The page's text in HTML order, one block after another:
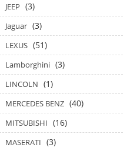
JEEP (3)
Jaguar (3)
LEXUS (51)
Lamborghini (3)
LINCOLN (1)
MERCEDES BENZ (40)
MITSUBISHI (16)
MASERATI (3)